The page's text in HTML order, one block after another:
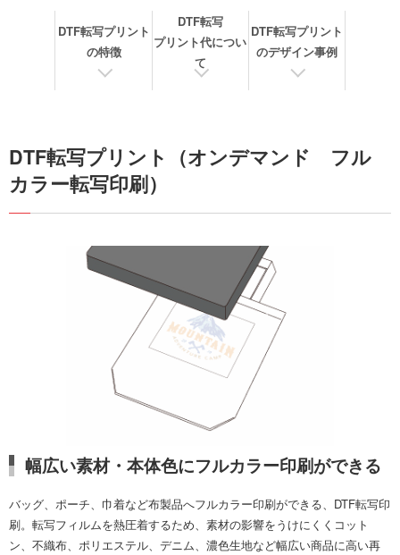
DTF転写プリント
の特徴
DTF転写
プリント代につい
て
DTF転写プリント
のデザイン事例
DTF転写プリント（オンデマンド フル
カラー転写印刷）
幅広い素材・本体色にフルカラー印刷ができる
バッグ、ポーチ、巾着など布製品へフルカラー印刷ができる、DTF転写印
刷。転写フィルムを熱圧着するため、素材の影響をうけにくくコット
ン、不織布、ポリエステル、デニム、濃色生地など幅広い商品に高い再